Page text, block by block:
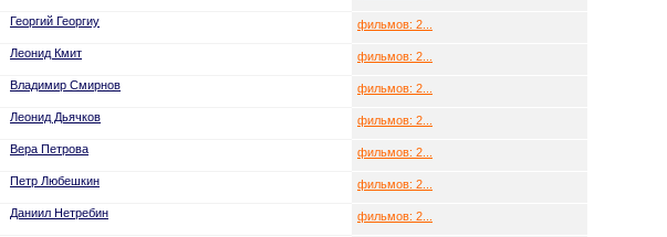
Георгий Георгиу фильмов: 2...
Леонид Кмит фильмов: 2...
Владимир Смирнов фильмов: 2...
Леонид Дьячков фильмов: 2...
Вера Петрова фильмов: 2...
Петр Любешкин фильмов: 2...
Даниил Нетребин фильмов: 2...